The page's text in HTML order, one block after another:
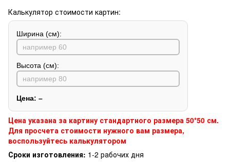
Калькулятор стоимости картин:
Ширина (см):
Высота (см):
Цена: –
Цена указана за картину стандартного размера 50*50 см.
Для просчета стоимости нужного вам размера,
воспользуйтесь калькулятором
Сроки изготовления: 1-2 рабочих дня